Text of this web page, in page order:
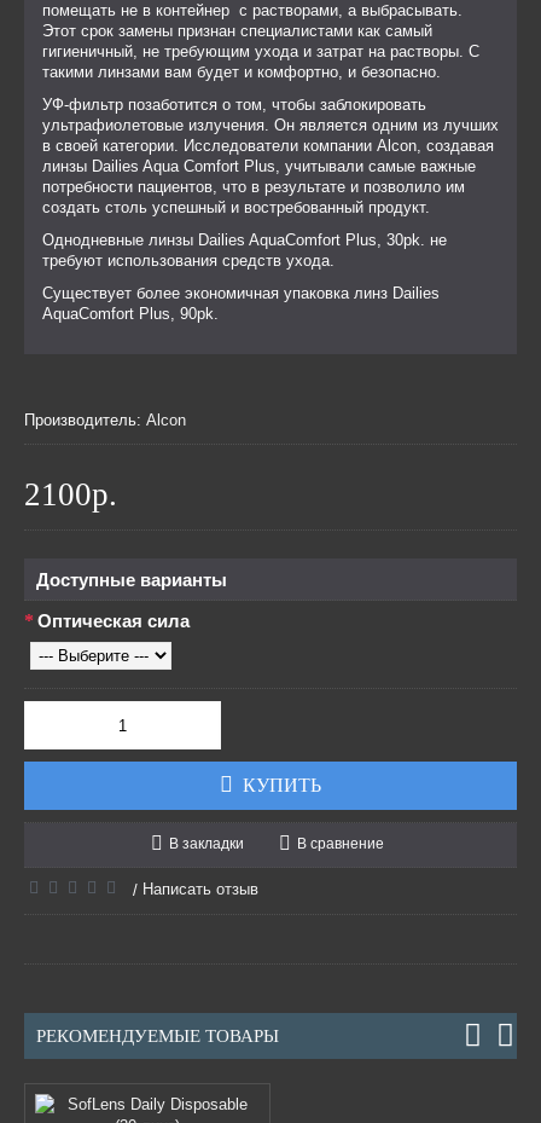
помещать не в контейнер с растворами, а выбрасывать.
Этот срок замены признан специалистами как самый
гигиеничный, не требующим ухода и затрат на растворы. С
такими линзами вам будет и комфортно, и безопасно.
УФ-фильтр позаботится о том, чтобы заблокировать
ультрафиолетовые излучения. Он является одним из лучших
в своей категории. Исследователи компании Alcon, создавая
линзы Dailies Aqua Comfort Plus, учитывали самые важные
потребности пациентов, что в результате и позволило им
создать столь успешный и востребованный продукт.
Однодневные линзы Dailies AquaComfort Plus, 30pk. не
требуют использования средств ухода.
Существует более экономичная упаковка линз Dailies
AquaComfort Plus, 90pk.
Производитель: Alcon
2100р.
Доступные варианты
Оптическая сила
КУПИТЬ
В закладки В сравнение
/ Написать отзыв
РЕКОМЕНДУЕМЫЕ ТОВАРЫ